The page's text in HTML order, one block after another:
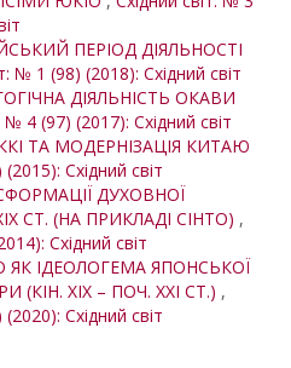
ПЕРІОД ДІЯЛЬНОСТІ
№ 1 (98) (2018): Східний світ
ДІЯЛЬНІСТЬ ОКАВИ
№ 4 (97) (2017): Східний світ
ТА МОДЕРНІЗАЦІЯ КИТАЮ
Східний світ
ДУХОВНОЇ
СТ. (НА ПРИКЛАДІ СІНТО) ,
Східний світ
ЯК ІДЕОЛОГЕМА ЯПОНСЬКОЇ
(КІН. ХІХ – ПОЧ. ХХІ СТ.) ,
Східний світ